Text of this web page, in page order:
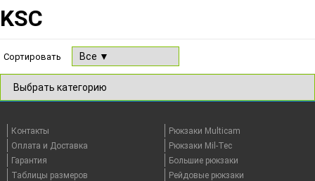
KSC
Сортировать
Контакты
Оплата и Доставка
Гарантия
Таблицы размеров
Рюкзаки Multicam
Рюкзаки Mil-Tec
Большие рюкзаки
Рейдовые рюкзаки